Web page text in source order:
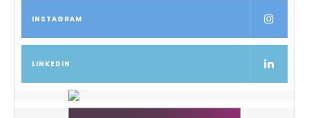
INSTAGRAM
LINKEDIN